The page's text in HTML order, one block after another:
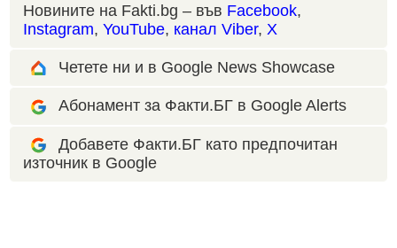
Новините на Fakti.bg – във Facebook,
Instagram, YouTube, канал Viber, X
Четете ни и в Google News Showcase
Абонамент за Факти.БГ в Google Alerts
Добавете Факти.БГ като предпочитан
източник в Google